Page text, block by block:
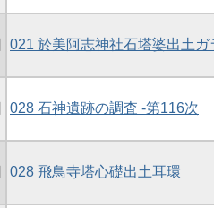
021 於美阿志神社石塔婆出土ガ
028 石神遺跡の調査 -第116次
028 飛鳥寺塔心礎出土耳環